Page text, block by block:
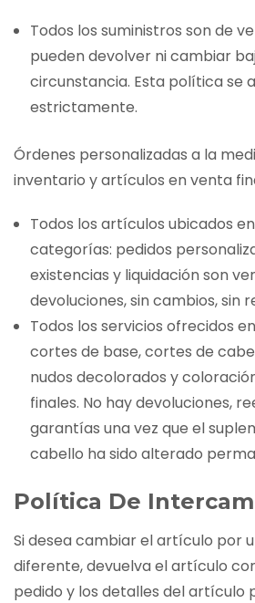
Todos los suministros son de
pueden devolver ni cambiar
circunstancia. Esta política se
estrictamente.
Órdenes personalizadas a la
inventario y artículos en venta
Todos los artículos ubicados
categorías: pedidos
existencias y liquidación son
devoluciones, sin cambios, sin
Todos los servicios ofrecidos
cortes de base, cortes de
nudos decolorados y
finales. No hay devoluciones,
garantías una vez que el
cabello ha sido alterado
Política De
Si desea cambiar el artículo por
diferente, devuelva el artículo
pedido y los detalles del artículo